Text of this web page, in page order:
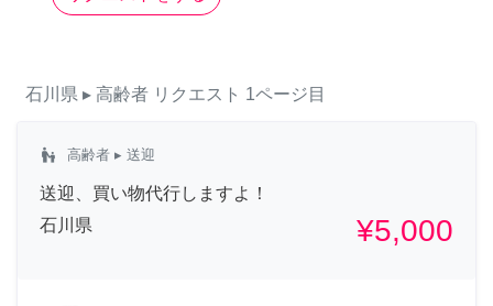
石川県 ▸ 高齢者 リクエスト 1ページ目
escalator_warning 高齢者 ▸ 送迎
送迎、買い物代行しますよ！
石川県
¥5,000